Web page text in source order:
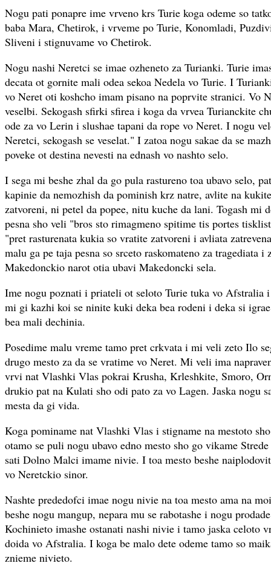
Nogu pati ponapre ime vrveno krs Turie koga odeme so
baba Mara, Chetirok, i vrveme po Turie, Konomladi,
Sliveni i stignuvame vo Chetirok.
Nogu nashi Neretci se imae ozheneto za Turianki. Turie
decata ot gornite mali odea sekoa Nedela vo Turie. I
vo Neret oti koshcho imam pisano na poprvite stranici. Vo
veselbi. Sekogash sfirki sfirea i koga da vrvea Turianckite
ode za vo Lerin i slushae tapani da rope vo Neret. I nogu
Neretci, sekogash se veselat." I zatoa nogu sakae da se
poveke ot destina nevesti na ednash vo nashto selo.
I sega mi beshe zhal da go pula rastureno toa ubavo selo,
kapinie da nemozhish da pominish krz natre, avlite na
zatvoreni, ni petel da popee, nitu kuche da lani. Togash mi
pesna sho veli "bros sto rimagmeno spitime tis portes
"pret rasturenata kukia so vratite zatvoreni i avliata
malu ga pe taja pesna so srceto raskomateno za tragediata i
Makedonckio narot otia ubavi Makedoncki sela.
Ime nogu poznati i priateli ot seloto Turie tuka vo Afstralia
mi gi kazhi koi se ninite kuki deka bea rodeni i deka si
bea mali dechinia.
Posedime malu vreme tamo pret crkvata i mi veli zeto Ilo
drugo mesto za da se vratime vo Neret. Mi veli ima
vrvi nat Vlashki Vlas pokrai Krusha, Krleshkite, Smoro,
drukio pat na Kulati sho odi pato za vo Lagen. Jaska nogu
mesta da gi vida.
Koga pominame nat Vlashki Vlas i stigname na mestoto
otamo se puli nogu ubavo edno mesto sho go vikame
sati Dolno Malci imame nivie. I toa mesto beshe
vo Neretckio sinor.
Nashte prededofci imae nogu nivie na toa mesto ama na
beshe nogu mangup, nepara mu se rabotashe i nogu
Kochinieto imashe ostanati nashi nivie i tamo jaska celoto
doida vo Afstralia. I koga be malo dete odeme tamo so
znieme nivieto.